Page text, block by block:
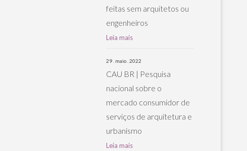
feitas sem arquitetos ou
engenheiros
Leia mais
29 . maio . 2022
CAU BR | Pesquisa
nacional sobre o
mercado consumidor de
serviços de arquitetura e
urbanismo
Leia mais